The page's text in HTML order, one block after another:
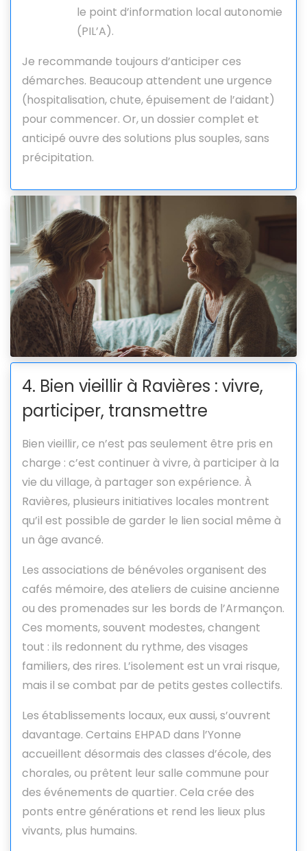
le point d’information local autonomie
(PIL’A).
Je recommande toujours d’anticiper ces
démarches. Beaucoup attendent une urgence
(hospitalisation, chute, épuisement de l’aidant)
pour commencer. Or, un dossier complet et
anticipé ouvre des solutions plus souples, sans
précipitation.
4. Bien vieillir à Ravières : vivre,
participer, transmettre
Bien vieillir, ce n’est pas seulement être pris en
charge : c’est continuer à vivre, à participer à la
vie du village, à partager son expérience. À
Ravières, plusieurs initiatives locales montrent
qu’il est possible de garder le lien social même à
un âge avancé.
Les associations de bénévoles organisent des
cafés mémoire, des ateliers de cuisine ancienne
ou des promenades sur les bords de l’Armançon.
Ces moments, souvent modestes, changent
tout : ils redonnent du rythme, des visages
familiers, des rires. L’isolement est un vrai risque,
mais il se combat par de petits gestes collectifs.
Les établissements locaux, eux aussi, s’ouvrent
davantage. Certains EHPAD dans l’Yonne
accueillent désormais des classes d’école, des
chorales, ou prêtent leur salle commune pour
des événements de quartier. Cela crée des
ponts entre générations et rend les lieux plus
vivants, plus humains.